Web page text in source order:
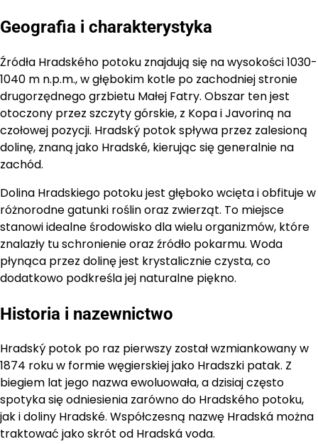
Geografia i charakterystyka
Źródła Hradského potoku znajdują się na wysokości 1030-
1040 m n.p.m., w głębokim kotle po zachodniej stronie
drugorzędnego grzbietu Małej Fatry. Obszar ten jest
otoczony przez szczyty górskie, z Kopa i Javoriną na
czołowej pozycji. Hradský potok spływa przez zalesioną
dolinę, znaną jako Hradské, kierując się generalnie na
zachód.
Dolina Hradskiego potoku jest głęboko wcięta i obfituje w
różnorodne gatunki roślin oraz zwierząt. To miejsce
stanowi idealne środowisko dla wielu organizmów, które
znalazły tu schronienie oraz źródło pokarmu. Woda
płynąca przez dolinę jest krystalicznie czysta, co
dodatkowo podkreśla jej naturalne piękno.
Historia i nazewnictwo
Hradský potok po raz pierwszy został wzmiankowany w
1874 roku w formie węgierskiej jako Hradszki patak. Z
biegiem lat jego nazwa ewoluowała, a dzisiaj często
spotyka się odniesienia zarówno do Hradského potoku,
jak i doliny Hradské. Współczesną nazwę Hradská można
traktować jako skrót od Hradská voda.